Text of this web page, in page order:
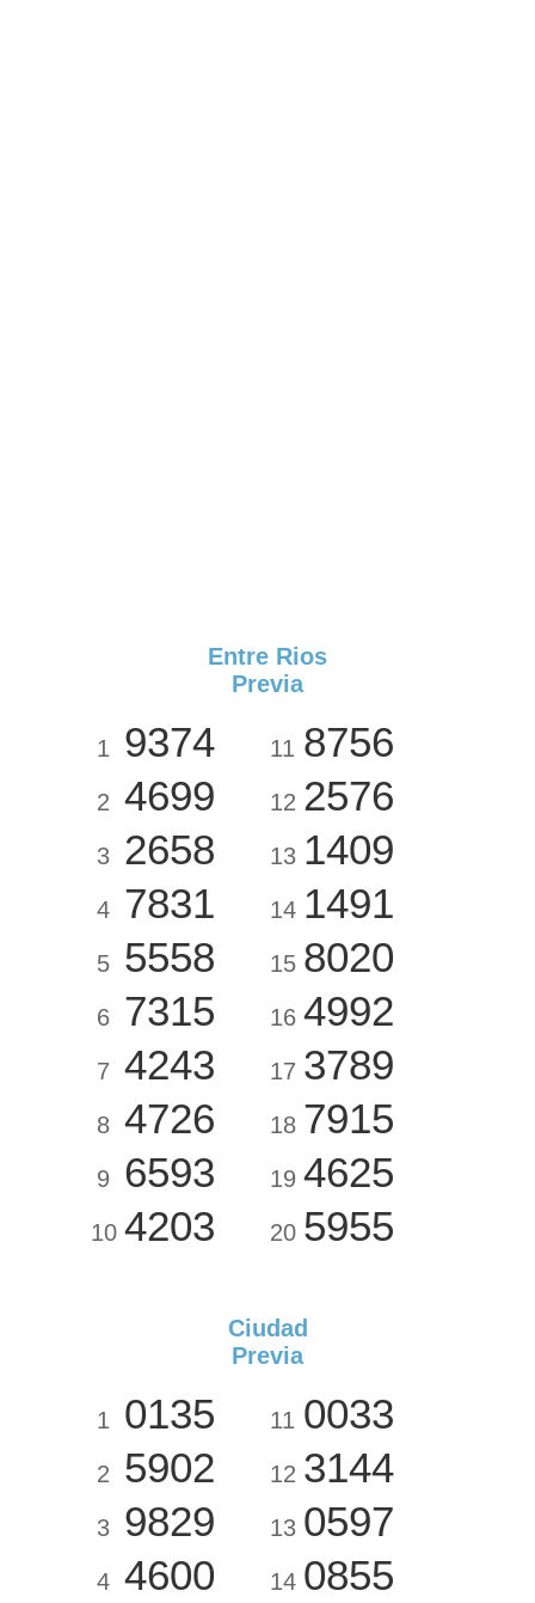
Entre Rios
Previa
1 9374
2 4699
3 2658
4 7831
5 5558
6 7315
7 4243
8 4726
9 6593
10 4203
11 8756
12 2576
13 1409
14 1491
15 8020
16 4992
17 3789
18 7915
19 4625
20 5955
Ciudad
Previa
1 0135
2 5902
3 9829
4 4600
11 0033
12 3144
13 0597
14 0855